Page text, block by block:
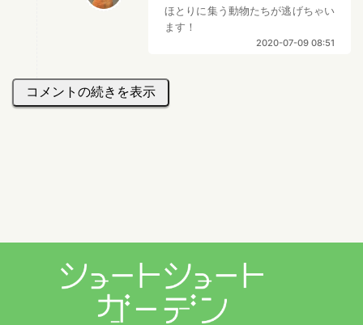
ほとりに集う動物たちが逃げちゃい
ます！
2020-07-09 08:51
コメントの続きを表示